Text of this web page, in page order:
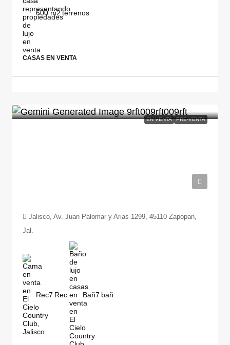
600 m2
CASAS EN VENTA
EN VENTA PRE-VENTA
Jalisco, Av. Juan Palomar y Arias 1299, 45110 Zapopan,
Jal.
Rec7 Bañ7